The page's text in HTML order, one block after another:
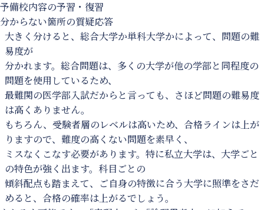
予備校内容の予習・復習
分からない箇所の質疑応答
大きく分けると、総合大学か単科大学かによって、問題の難
易度が
分かれます。総合問題は、多くの大学が他の学部と同程度の
問題を使用しているため、
最難関の医学部入試だからと言っても、さほど問題の難易度
は高くありません。
もちろん、受験者層のレベルは高いため、合格ラインは上が
りますので、難度の高くない問題を素早く、
ミスなくこなす必要があります。特に私立大学は、大学ごと
の特色が強く出ます。科目ごとの
傾斜配点も踏まえて、ご自身の特徴に合う大学に照準をさだ
めると、合格の確率は上がるでしょう。